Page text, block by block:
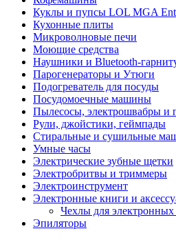
Куклы и пупсы LOL MGA
Кухонные плиты
Микроволновые печи
Моющие средства
Наушники и Bluetooth-
Парогенераторы и Утюги
Подогреватель для посуды
Посудомоечные машины
Пылесосы, электрошвабры и
Рули, джойстики, геймпады
Стиральные и сушильные
Умные часы
Электрические зубные щетки
Электробритвы и триммеры
Электроинструмент
Электронные книги и
Чехлы для
Эпиляторы